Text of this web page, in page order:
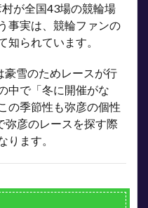
が全国43場の競輪場
事実は、競輪ファンの
知られています。
豪雪のためレースが行
中で「冬に開催がな
の季節性も弥彦の個性
彦のレースを探す際
ります。